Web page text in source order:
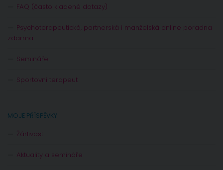
FAQ (často kladené dotazy)
Psychoterapeutická, partnerská i manželská online poradna
zdarma
Semináře
Sportovní terapeut
MOJE PŘÍSPĚVKY
Žárlivost
Aktuality a semináře